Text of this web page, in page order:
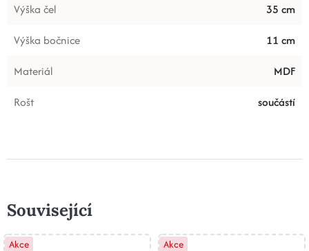
Výška čel
35 cm
Výška bočnice
11 cm
Materiál
MDF
Rošt
součástí
Související
Akce Akce